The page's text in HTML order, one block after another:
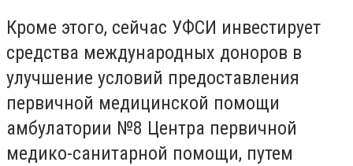
Кроме этого, сейчас УФСИ инвестирует
средства международных доноров в
улучшение условий предоставления
первичной медицинской помощи
амбулатории №8 Центра первичной
медико-санитарной помощи, путем